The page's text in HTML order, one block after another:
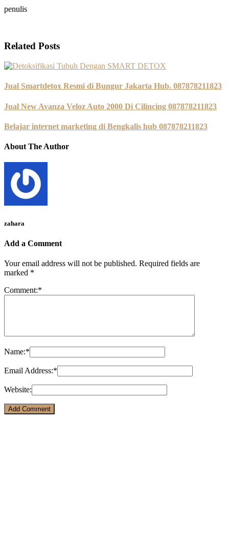
penulis
Related Posts
Jual Smartdetox Resmi di Bungur Jakarta Hub. 087878211823
Jual New Avanza Veloz Auto 2000 Di Cilincing 087878211823
Belajar internet marketing di Bengkalis hub 087878211823
About The Author
zahara
Add a Comment
Your email address will not be published. Required fields are
marked *
Comment:*
Name:*
Email Address:*
Website: